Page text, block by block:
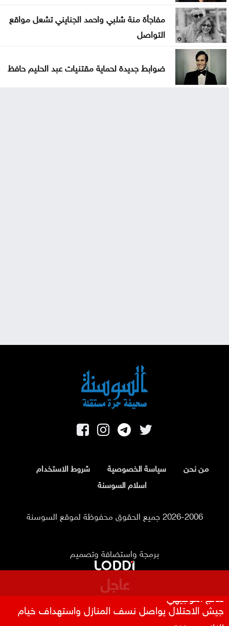
مفاجأة منة شلبي واحمد الجنايني تشعل مواقع
التواصل
ضوابط جديدة لحماية مقتنيات عبد الحليم حافظ
من نحن سياسة الخصوصية
شروط الاستخدام
اسلام السوسنة
2026-2006 جميع الحقوق محفوظة لموقع السوسنة
برمجة واستضافة وتصميم
عاجل
تحذيرات أمنية من مواكب المركبات بالتزامن مع إعلان
نتائج التوجيهي
جيش الاحتلال يواصل نسف المنازل واستهداف خيام